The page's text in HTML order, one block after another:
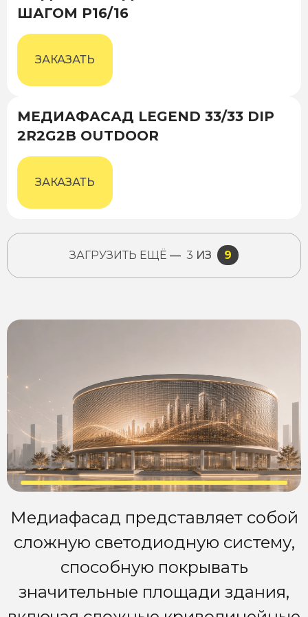
ШАГОМ P16/16
ЗАКАЗАТЬ
МЕДИАФАСАД LEGEND 33/33 DIP
2R2G2B OUTDOOR
ЗАКАЗАТЬ
ЗАГРУЗИТЬ ЕЩЁ — 3 ИЗ 9
Медиафасад представляет собой
сложную светодиодную систему,
способную покрывать
значительные площади здания,